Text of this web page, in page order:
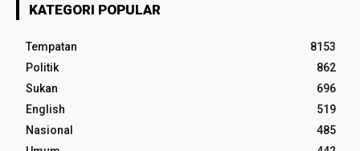
KATEGORI POPULAR
Tempatan
8153
Politik
862
Sukan
696
English
519
Nasional
485